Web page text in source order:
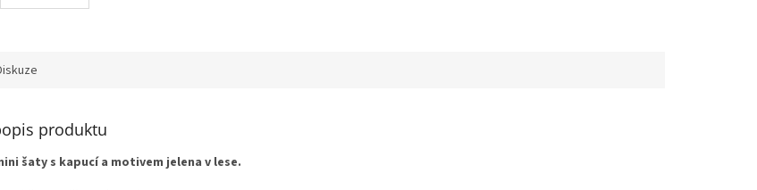
produktu
šaty s kapucí a motivem jelena v lese.